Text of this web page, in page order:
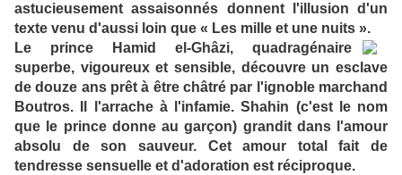
astucieusement assaisonnés donnent l'illusion d'un
texte venu d'aussi loin que « Les mille et une nuits ».
Le prince Hamid el-Ghâzi, quadragénaire
superbe, vigoureux et sensible, découvre un esclave
de douze ans prêt à être châtré par l'ignoble marchand
Boutros. Il l'arrache à l'infamie. Shahin (c'est le nom
que le prince donne au garçon) grandit dans l'amour
absolu de son sauveur. Cet amour total fait de
tendresse sensuelle et d'adoration est réciproque.